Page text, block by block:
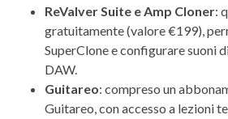
ReValver Suite e Amp Cloner:
gratuitamente (valore €199),
SuperClone e configurare suoni
DAW.
Guitareo: compreso un
Guitareo, con accesso a lezioni